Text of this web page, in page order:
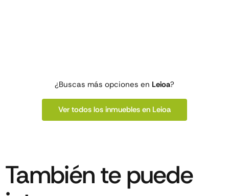
¿Buscas más opciones en Leioa?
Ver todos los inmuebles en Leioa
También te puede